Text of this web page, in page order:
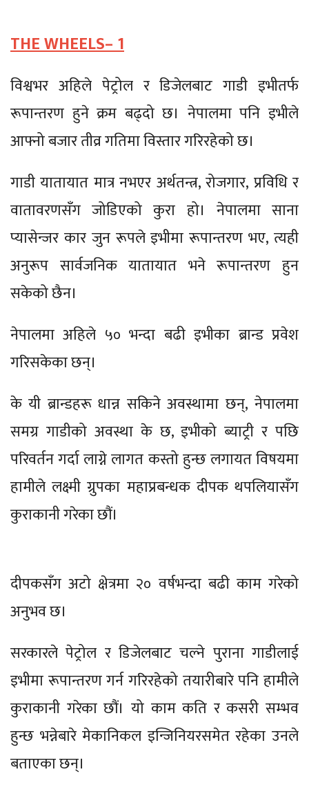
THE WHEELS– 1
विश्वभर अहिले पेट्रोल र डिजेलबाट गाडी इभीतर्फ
रूपान्तरण हुने क्रम बढ्दो छ। नेपालमा पनि इभीले
आफ्नो बजार तीव्र गतिमा विस्तार गरिरहेको छ।
गाडी यातायात मात्र नभएर अर्थतन्त्र, रोजगार, प्रविधि र
वातावरणसँग जोडिएको कुरा हो। नेपालमा साना
प्यासेन्जर कार जुन रूपले इभीमा रूपान्तरण भए, त्यही
अनुरूप सार्वजनिक यातायात भने रूपान्तरण हुन
सकेको छैन।
नेपालमा अहिले ५० भन्दा बढी इभीका ब्रान्ड प्रवेश
गरिसकेका छन्।
के यी ब्रान्डहरू धान्न सकिने अवस्थामा छन्, नेपालमा
समग्र गाडीको अवस्था के छ, इभीको ब्याट्री र पछि
परिवर्तन गर्दा लाग्ने लागत कस्तो हुन्छ लगायत विषयमा
हामीले लक्ष्मी ग्रुपका महाप्रबन्धक दीपक थपलियासँग
कुराकानी गरेका छौं।
दीपकसँग अटो क्षेत्रमा २० वर्षभन्दा बढी काम गरेको
अनुभव छ।
सरकारले पेट्रोल र डिजेलबाट चल्ने पुराना गाडीलाई
इभीमा रूपान्तरण गर्न गरिरहेको तयारीबारे पनि हामीले
कुराकानी गरेका छौं। यो काम कति र कसरी सम्भव
हुन्छ भन्नेबारे मेकानिकल इन्जिनियरसमेत रहेका उनले
बताएका छन्।